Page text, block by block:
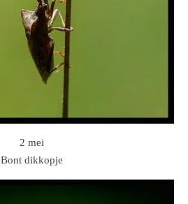
2 mei
Bont dikkopje